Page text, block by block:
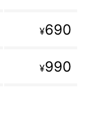
¥690
¥990